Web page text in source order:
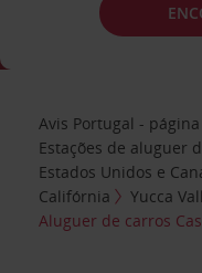
Avis Portugal -
Estações de aluguer
Estados Unidos e
Califórnia
Yucca
Aluguer de carros